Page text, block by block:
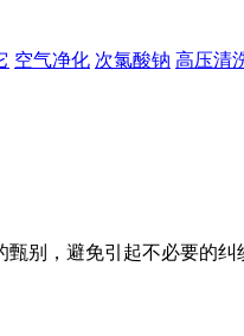
空气净化 次氯酸钠 高压清
别，避免引起不必要的纠